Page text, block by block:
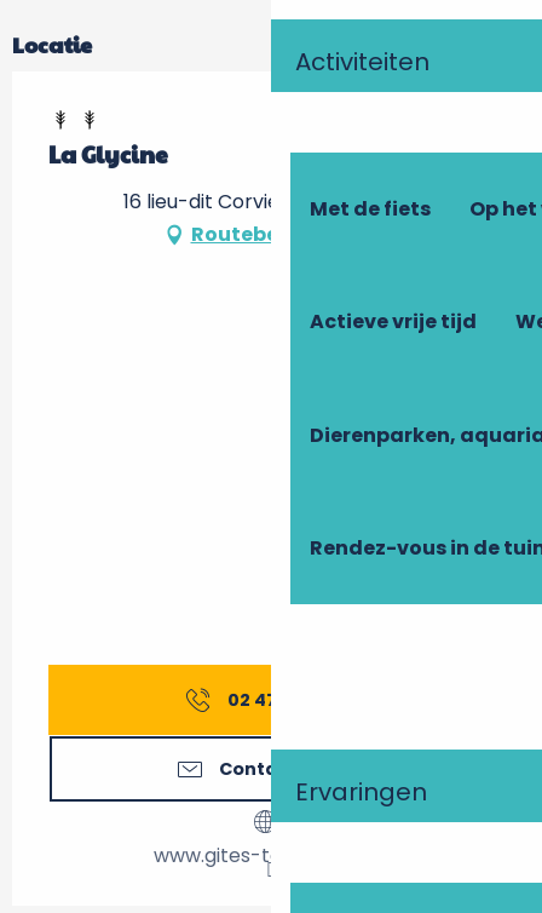
Activiteiten
Met de fiets Op
Actieve vrije tijd
Dierenparken,
Rendez-vous in de
Ervaringen
Locatie
La Glycine
16 lieu-dit Corviers, 37150 Luzillé
Routebeschrijving
02 47 27 56
Contacteer ons
www.gites-touraine.com